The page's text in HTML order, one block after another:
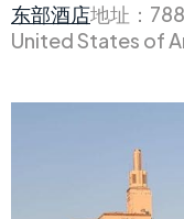
东部酒店地址：
United States of